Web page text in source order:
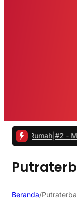
| #2 -Masalah
Beranda/